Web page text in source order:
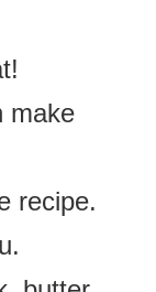
make
recipe.